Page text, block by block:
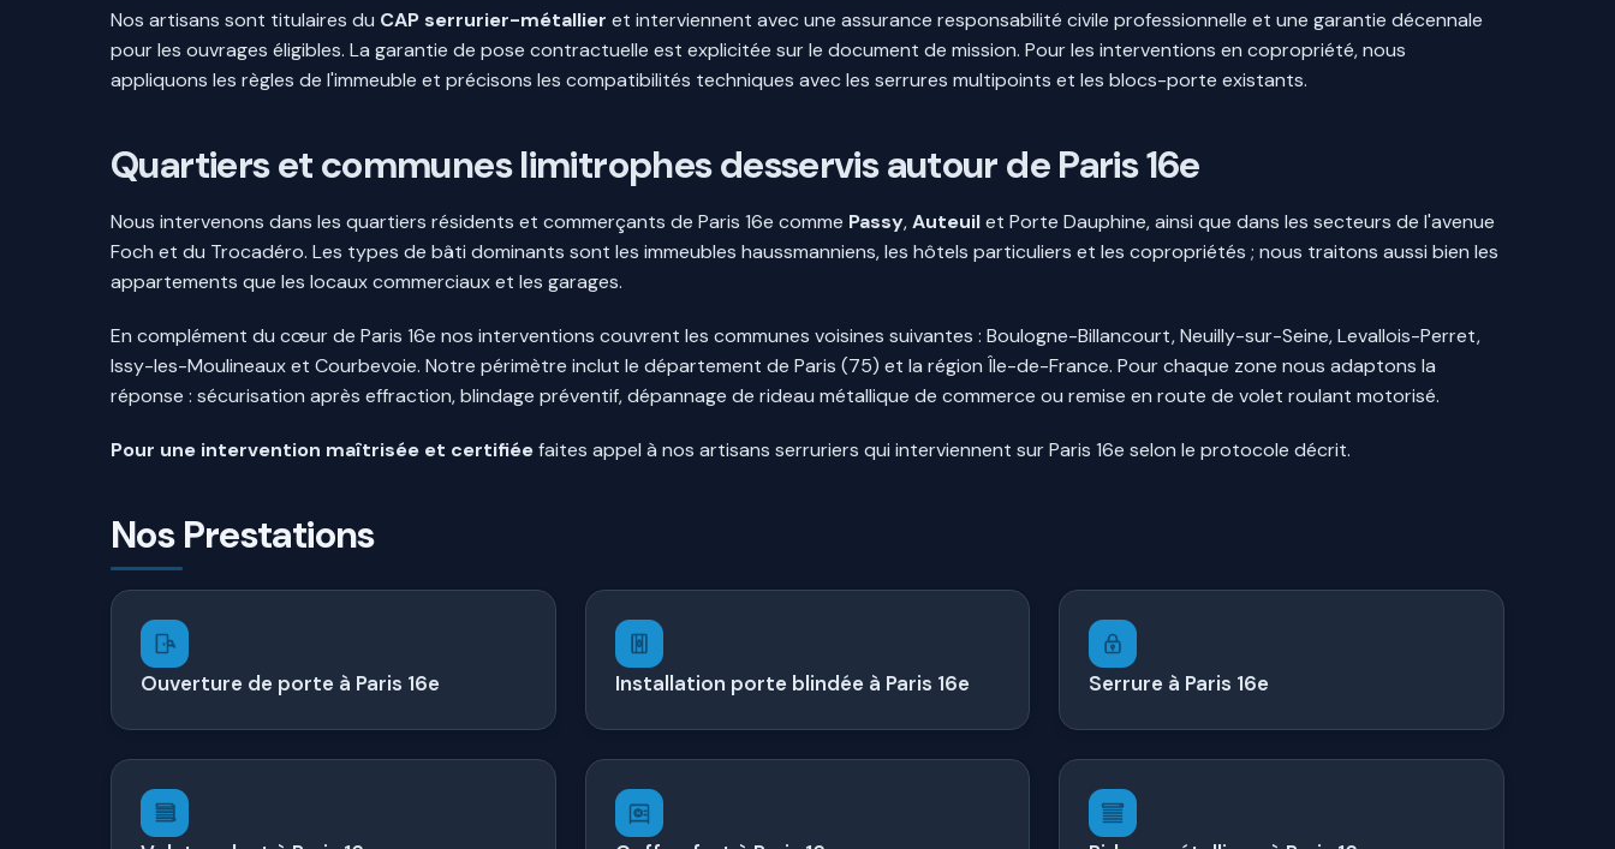
Nos artisans sont titulaires du CAP serrurier-métallier et interviennent avec une assurance responsabilité civile professionnelle et une garantie décennale
pour les ouvrages éligibles. La garantie de pose contractuelle est explicitée sur le document de mission. Pour les interventions en copropriété, nous
appliquons les règles de l'immeuble et précisons les compatibilités techniques avec les serrures multipoints et les blocs-porte existants.
Quartiers et communes limitrophes desservis autour de Paris 16e
Nous intervenons dans les quartiers résidents et commerçants de Paris 16e comme Passy,Auteuilet Porte Dauphine, ainsi que dans les secteurs de l'avenue
Foch et du Trocadéro. Les types de bâti dominants sont les immeubles haussmanniens, les hôtels particuliers et les copropriétés ; nous traitons aussi bien les
appartements que les locaux commerciaux et les garages.
En complément du cœur de Paris 16e nos interventions couvrent les communes voisines suivantes : Boulogne-Billancourt, Neuilly-sur-Seine, Levallois-Perret,
Issy-les-Moulineaux et Courbevoie. Notre périmètre inclut le département de Paris (75) et la région Île-de-France. Pour chaque zone nous adaptons la
réponse : sécurisation après effraction, blindage préventif, dépannage de rideau métallique de commerce ou remise en route de volet roulant motorisé.
Pour une intervention maîtrisée et certifiéefaites appel à nos artisans serruriers qui interviennent sur Paris 16e selon le protocole décrit.
Nos Prestations
Ouverture de porte à Paris 16e Installation porte blindée à Paris 16e Serrure à Paris 16e